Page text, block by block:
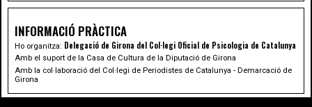
INFORMACIÓ PRÀCTICA
Ho organitza: Delegació de Girona del Col·legi Oficial de Psicologia de Catalunya
Amb el suport de la Casa de Cultura de la Diputació de Girona
Amb la col·laboració del Col·legi de Periodistes de Catalunya - Demarcació de
Girona